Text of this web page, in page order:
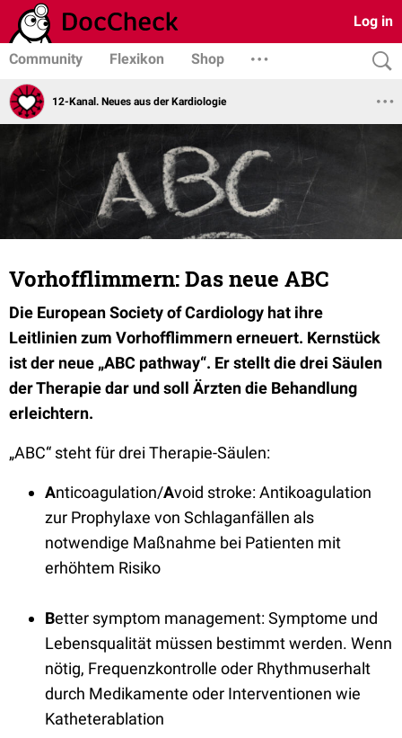
Log in
Community Flexikon Shop
12-Kanal. Neues aus der Kardiologie
Vorhofflimmern: Das neue ABC
Die European Society of Cardiology hat ihre
Leitlinien zum Vorhofflimmern erneuert. Kernstück
ist der neue „ABC pathway“. Er stellt die drei Säulen
der Therapie dar und soll Ärzten die Behandlung
erleichtern.
„ABC“ steht für drei Therapie-Säulen:
Anticoagulation/Avoid stroke: Antikoagulation
zur Prophylaxe von Schlaganfällen als
notwendige Maßnahme bei Patienten mit
erhöhtem Risiko
Better symptom management: Symptome und
Lebensqualität müssen bestimmt werden. Wenn
nötig, Frequenzkontrolle oder Rhythmuserhalt
durch Medikamente oder Interventionen wie
Katheterablation